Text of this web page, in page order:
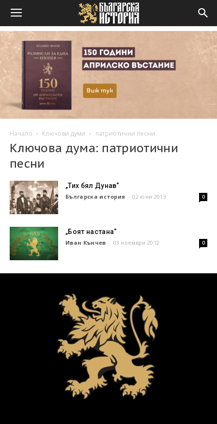
Начало Ключови думи патриотични песни
Ключова дума: патриотични
песни
„Тих бял Дунав“
Българска история - 02 юни 2013 0
„Боят настана“
Иван Кънчев - 03 ноември 2012 0